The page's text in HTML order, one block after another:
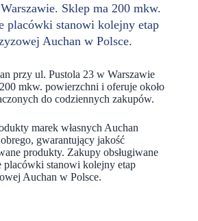
Sklep ma 200 mkw.
placówki stanowi kolejny etap
Auchan w Polsce.
przy ul. Pustola 23 w Warszawie
mkw. powierzchni i oferuje około
do codziennych zakupów.
marek własnych Auchan
gwarantujący jakość
produkty. Zakupy obsługiwane
placówki stanowi kolejny etap
Auchan w Polsce.